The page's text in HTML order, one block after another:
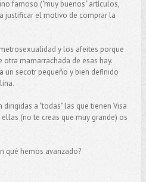
famoso ("muy buenos" artículos,
justificar el motivo de comprar la
y los afeites porque
mamarrachada de esas hay.
un secotr pequeño y bien definido
dirigidas a "todas" las que tienen Visa
(no te creas que muy grande) os
qué hemos avanzado?